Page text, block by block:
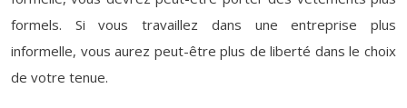
formels. Si vous travaillez dans une entreprise plus
informelle, vous aurez peut-être plus de liberté dans le choix
de votre tenue.